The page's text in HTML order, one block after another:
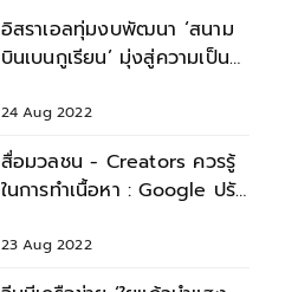
อิสราเอลทุ่มงบพัฒนา ‘สนาม
บินเบนกูเรียน’ มุ่งสู่ความเป็น
24 Aug 2022
สื่อมวลชน - Creators ควรรู้
ในการทำเนื้อหา : Google ปรับ
23 Aug 2022